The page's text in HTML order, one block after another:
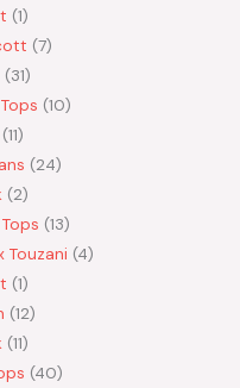
1
7
31
10
11
24
2
13
Touzani 4
1
12
11
40